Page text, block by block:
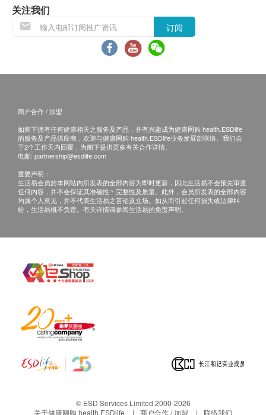
退换条款 ：
当顾客收取已订购之货品时，有责任检查货品是否
有损毁情况，一经确认签收，恕不接受退换。
正本，并于送货后3个工作天内按下列方式联络健
康网购health.ESDlife客户服务部跟进。
关注我们
订阅
商户合作 / 加盟
如阁下拥有任何健康相关之服务及产品，并有兴趣成为健康网购 health.ESDlife
的服务及产品供应商，欢迎与健康网购 health.ESDlife业务发展部联络。我们会
于2个工作天内回覆，为阁下提供更多有关合作详情。
电邮: partnership@esdlife.com
重要声明：
生活易会员於本网站内所发表的全部内容为即时更新，因此生活易不会预先审查
任何内容，并不会保证其准确性丶完整性及质量。此外，会员所发表的全部内容
均属个人意见，并不代表生活易之言论及立场。如从而引起任何损失或法律纠
纷，生活易概不负责。有关详情请参阅生活易的免责声明。
© ESD Services Limited 2000-2026
关于健康网购 health.ESDlife
商户合作 / 加盟 联络我们